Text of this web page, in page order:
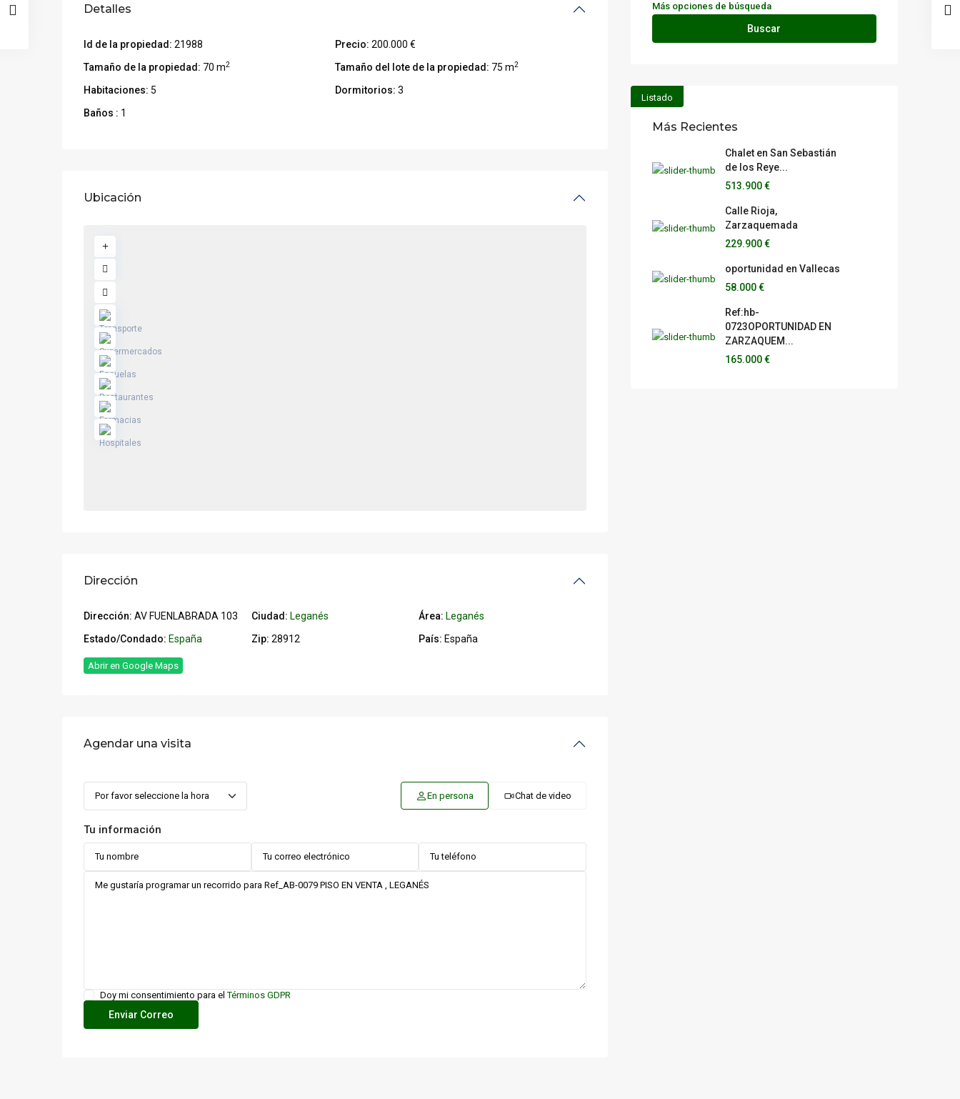
Detalles
Id de la propiedad: 21988 Precio: 200.000 €
Tamaño de la propiedad: 70 m2 Tamaño del lote de la propiedad: 75 m2
Habitaciones: 5 Dormitorios: 3
Baños : 1
Ubicación
Dirección
Dirección: AV FUENLABRADA 103 Ciudad: Leganés Área: Leganés
Estado/Condado: España Zip: 28912 País: España
Abrir en Google Maps
Agendar una visita
En persona Chat de video
Tu información
Doy mi consentimiento para elTérminos GDPR
Más opciones de búsqueda
Buscar
Listado
Más Recientes
Chalet en San Sebastián
de los Reye...
513.900 €
Calle Rioja,
Zarzaquemada
229.900 €
oportunidad en Vallecas
58.000 €
Ref:hb-
0723OPORTUNIDAD EN
ZARZAQUEM...
165.000 €